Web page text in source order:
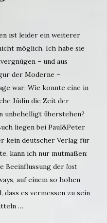
ist leider ein weiterer
möglich. Ich habe sie
– und aus
der Moderne –
war: Wie konnte eine in
Jüdin die Zeit der
unbehelligt überstehen?
liegen bei Paul&Peter
kein deutscher Verlag für
kann ich nur mutmaßen:
Beeinflussung der lost
auf einem so hohen
es vermessen zu sein
…